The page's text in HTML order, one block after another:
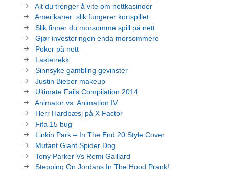
Alt du trenger å vite om nettkasinoer
Amerikaner: slik fungerer kortspillet
Slik finner du morsomme spill på nett
Gjør investeringen enda morsommere
Poker på nett
Lastetrekk
Sinnsyke gambling gevinster
Justin Bieber makeup
Ultimate Fails Compilation 2014
Animator vs. Animation IV
Herr Hardbæsj på X Factor
Fifa 15 bug
Linkin Park – In The End 20 Style Cover
Mutant Giant Spider Dog
Tony Parker Vs Remi Gaillard
Stepping On Jordans In The Hood Prank!